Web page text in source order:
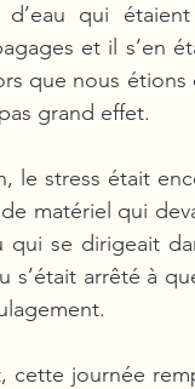
qui
et il s’en
que nous
grand effet.
le stress était
matériel qui
qui se dirigeait
s’était arrêté à
cette journée